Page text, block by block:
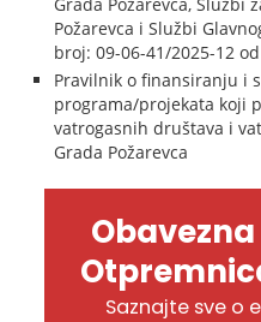
Požarevca i Službi
broj: 09-06-41/2025-12
Pravilnik o finansiranju i
programa/projekata koji
vatrogasnih društava i
Grada Požarevca
Saznajte sve o